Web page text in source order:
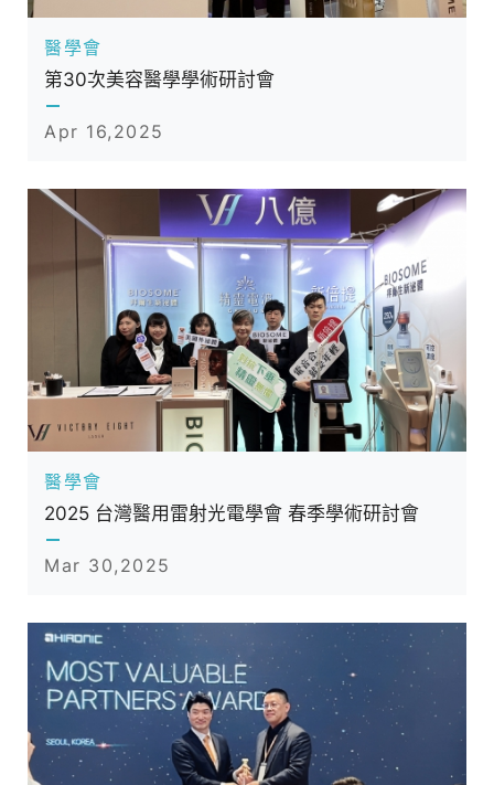
醫學會
第30次美容醫學學術研討會
Apr 16,2025
醫學會
2025 台灣醫用雷射光電學會 春季學術研討會
Mar 30,2025